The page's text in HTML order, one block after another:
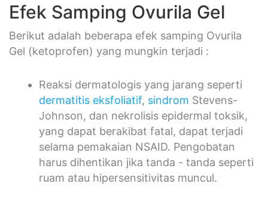
Efek Samping Ovurila Gel
Berikut adalah beberapa efek samping Ovurila
Gel (ketoprofen) yang mungkin terjadi :
Reaksi dermatologis yang jarang seperti
dermatitis eksfoliatif, sindrom Stevens-
Johnson, dan nekrolisis epidermal toksik,
yang dapat berakibat fatal, dapat terjadi
selama pemakaian NSAID. Pengobatan
harus dihentikan jika tanda - tanda seperti
ruam atau hipersensitivitas muncul.